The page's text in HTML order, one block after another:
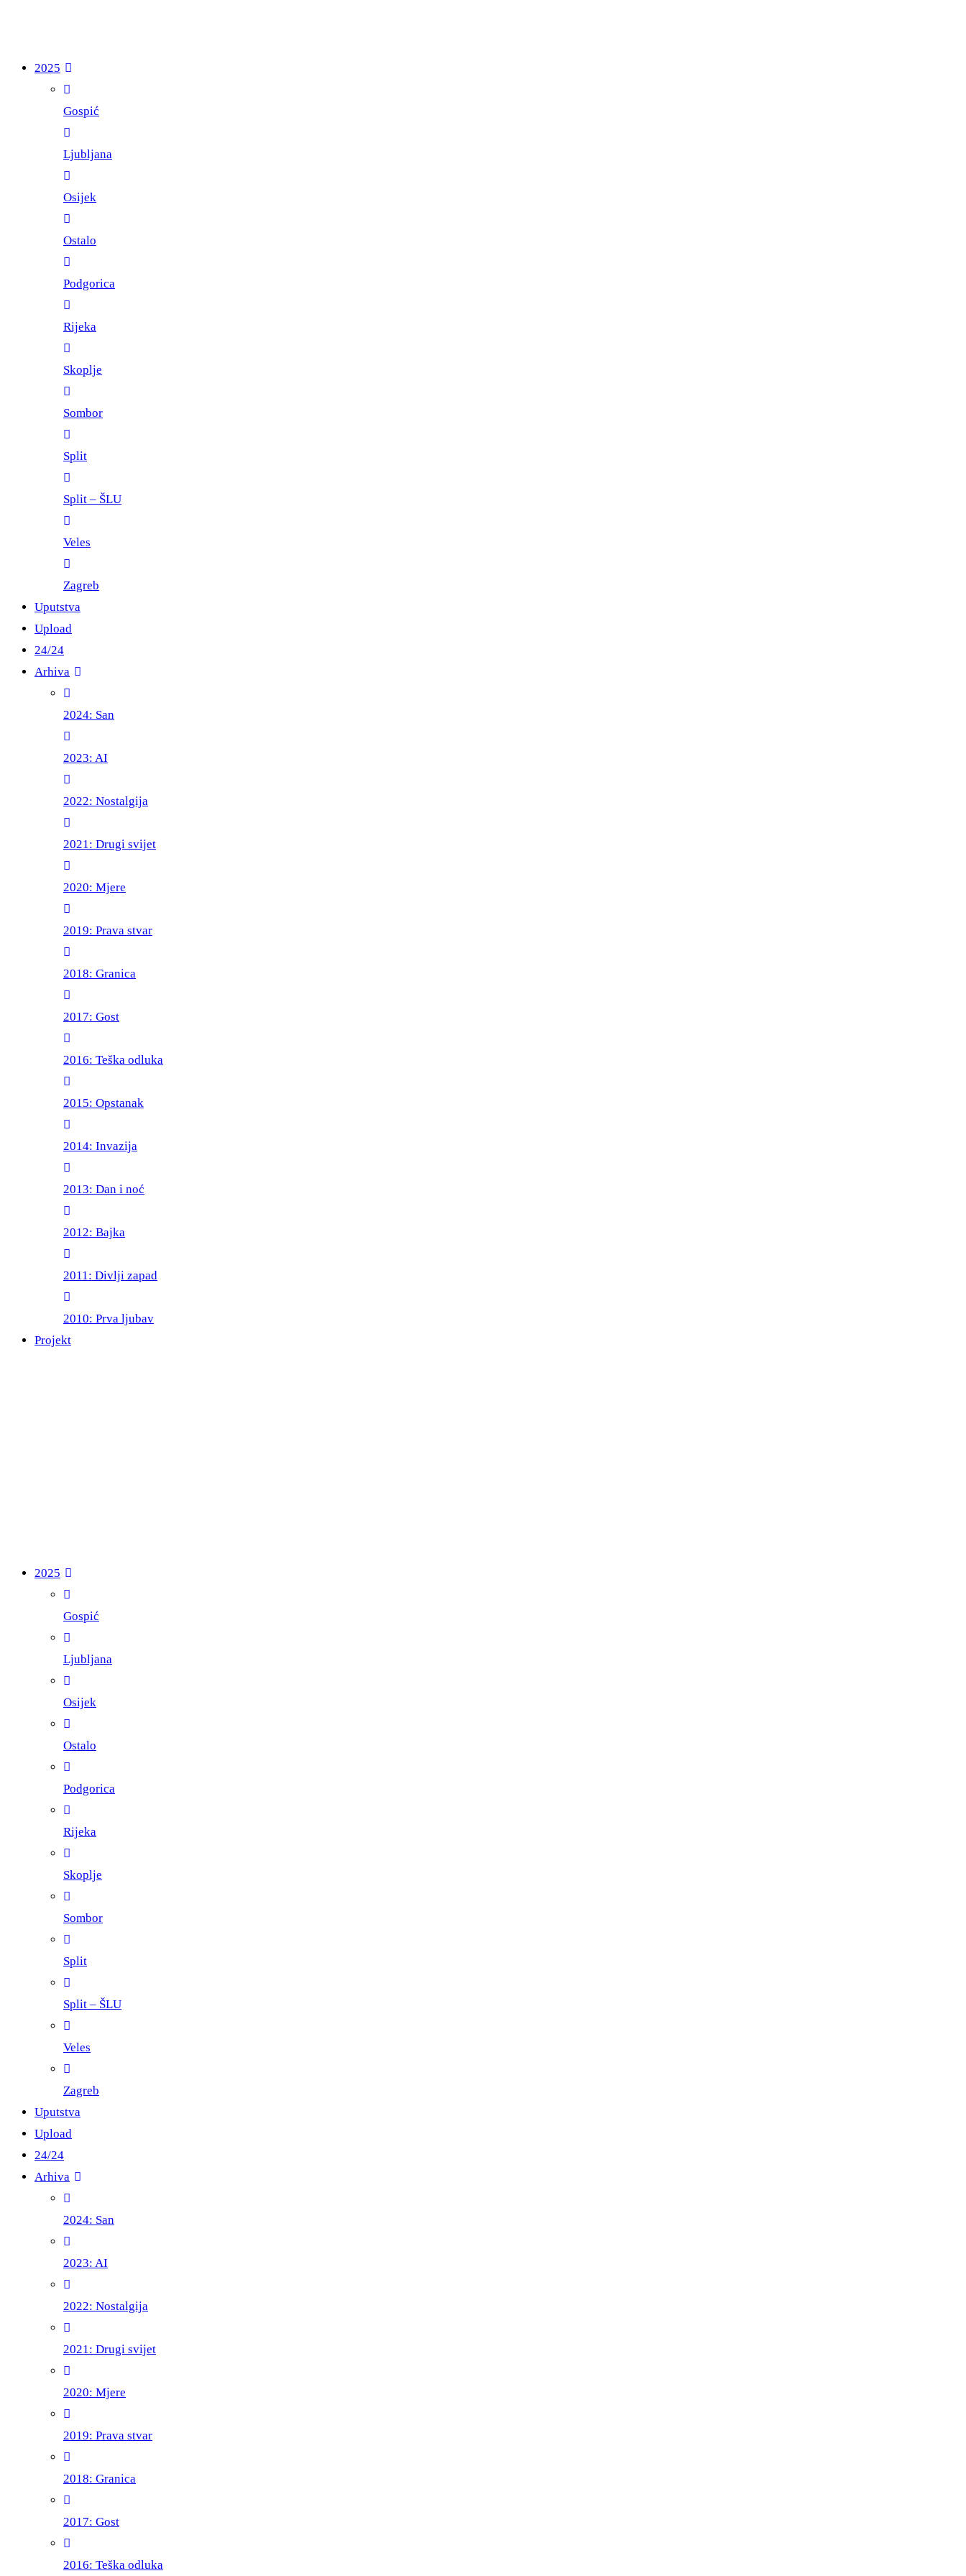
2025
Gospić
Ljubljana
Osijek
Ostalo
Podgorica
Rijeka
Skoplje
Sombor
Split
Split – ŠLU
Veles
Zagreb
Uputstva
Upload
24/24
Arhiva
2024: San
2023: AI
2022: Nostalgija
2021: Drugi svijet
2020: Mjere
2019: Prava stvar
2018: Granica
2017: Gost
2016: Teška odluka
2015: Opstanak
2014: Invazija
2013: Dan i noć
2012: Bajka
2011: Divlji zapad
2010: Prva ljubav
Projekt
2025
Gospić
Ljubljana
Osijek
Ostalo
Podgorica
Rijeka
Skoplje
Sombor
Split
Split – ŠLU
Veles
Zagreb
Uputstva
Upload
24/24
Arhiva
2024: San
2023: AI
2022: Nostalgija
2021: Drugi svijet
2020: Mjere
2019: Prava stvar
2018: Granica
2017: Gost
2016: Teška odluka